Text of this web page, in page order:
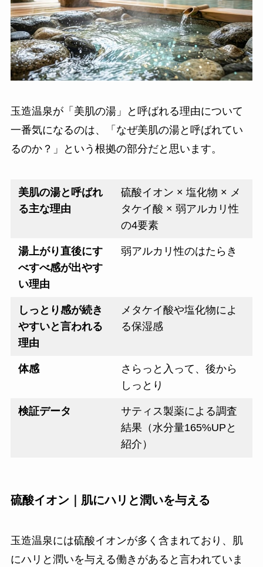
玉造温泉が「美肌の湯」と呼ばれる理由について
一番気になるのは、「なぜ美肌の湯と呼ばれてい
るのか？」という根拠の部分だと思います。
美肌の湯と呼ばれ
る主な理由
硫酸イオン × 塩化物 × メ
タケイ酸 × 弱アルカリ性
の4要素
湯上がり直後にす
べすべ感が出やす
い理由
弱アルカリ性のはたらき
しっとり感が続き
やすいと言われる
理由
メタケイ酸や塩化物によ
る保湿感
体感
さらっと入って、後から
しっとり
検証データ
サティス製薬による調査
結果（水分量165%UPと
紹介）
硫酸イオン｜肌にハリと潤いを与える
玉造温泉には硫酸イオンが多く含まれており、肌
にハリと潤いを与える働きがあると言われていま